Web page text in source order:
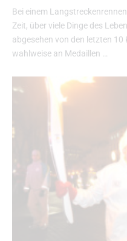
Bei einem
Zeit, über viele Dinge des
abgesehen von den letzten
wahlweise an Medaillen …